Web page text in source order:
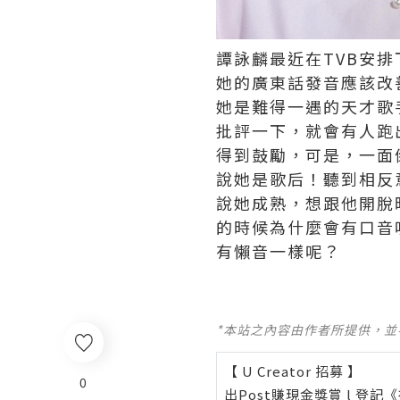
0
譚詠麟最近在TVB安
她的廣東話發音應該
她是難得一遇的天才
批評一下，就會有人
得到鼓勵，可是，一
說她是歌后！聽到相
說她成熟，想跟他開
的時候為什麼會有口
有懶音一樣呢？
*本站之內容由作者所提供，
【 U Creator 招募 】
出Post賺現金獎賞 l 登記